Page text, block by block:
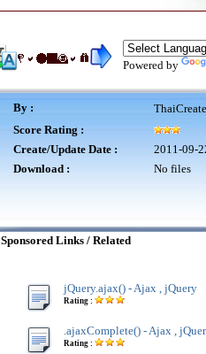
Powered by
By :
Score Rating :
Create/Update Date :
2011-09-
Download :
No files
Sponsored Links / Related
jQuery.ajax() - Ajax , jQuery
Rating :
.ajaxComplete() - Ajax ,
Rating :